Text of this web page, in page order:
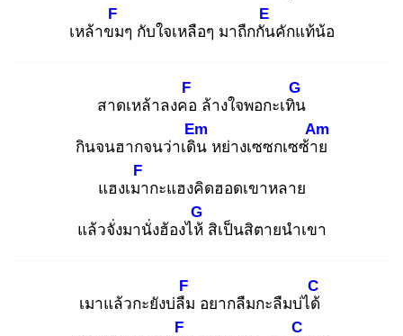
เหล้าขม
F
ๆ กับใจเหลือๆ มาถืกกัน
E
คักแท้น้อ
สาดเหล้าลงคอ
F
ล้างใจพอกะเทิน
G
กินจนฮากจนว่าเดิน
Em
หย่างเซซกเซซ้าย
Am
แฮงเมา
F
กะแฮงคิดฮอดเขาหลาย
แล้วจั่งมานั่งฮ้องไห้
G
สิเป็นสิตายนำเขา
เมาแล้วกะยังบ่ลืม
F
อยากลืมกะลืมบ่ได้
C
F
C